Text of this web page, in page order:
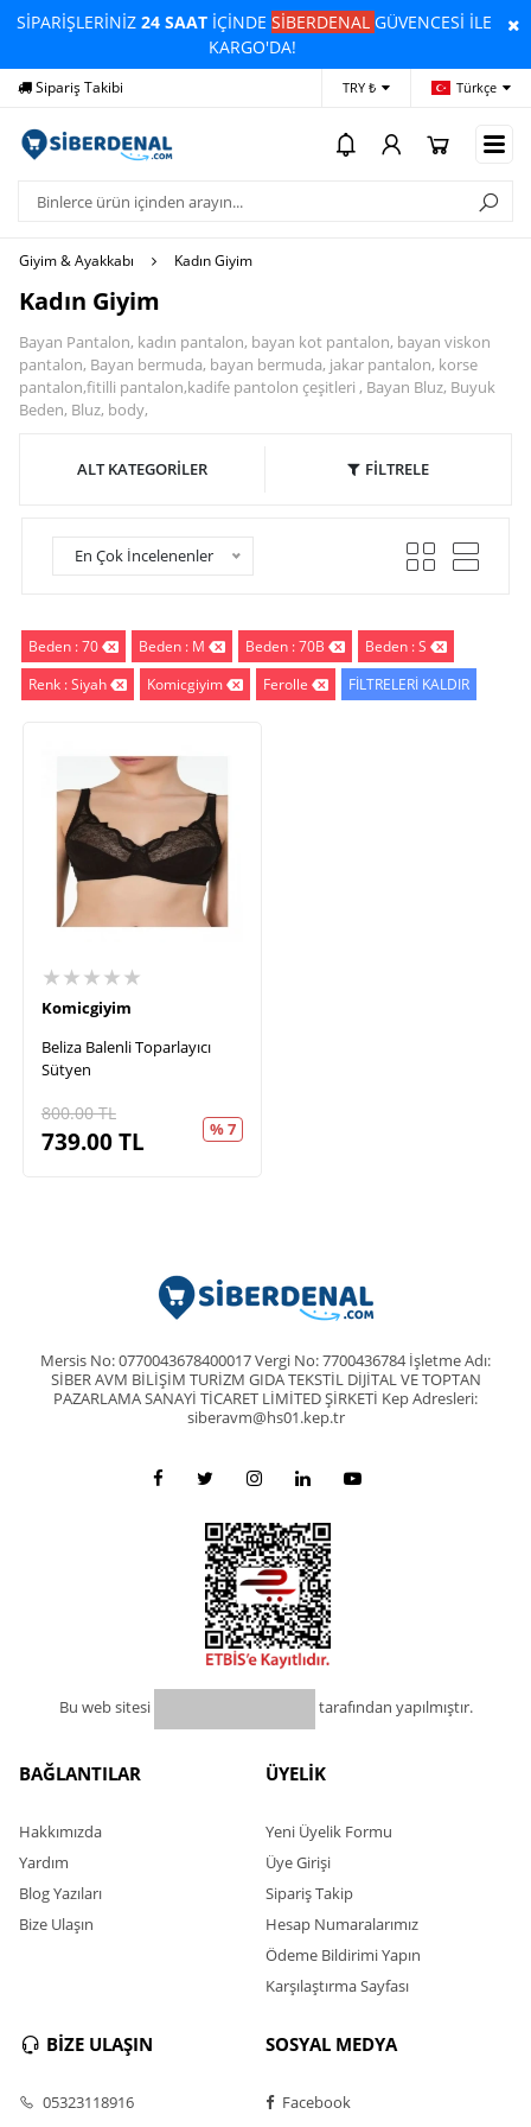
SİPARİŞLERİNİZ24 SAAT İÇİNDESİBERDENALGÜVENCESİ İLE
KARGO'DA!
Sipariş Takibi TRY ₺ Türkçe
Giyim & Ayakkabı Kadın Giyim
Kadın Giyim
Bayan Pantalon, kadın pantalon, bayan kot pantalon, bayan viskon
pantalon, Bayan bermuda, bayan bermuda, jakar pantalon, korse
pantalon,fitilli pantalon,kadife pantolon çeşitleri , Bayan Bluz, Buyuk
Beden, Bluz, body,
ALT KATEGORİLER FİLTRELE
En Çok İncelenenler
Beden : 70 Beden : M Beden : 70B
Beden : S
Renk : Siyah
Komicgiyim Ferolle FİLTRELERİ KALDIR
★★★★★
Komicgiyim
Beliza Balenli Toparlayıcı
Sütyen
800.00TL
739.00TL % 7
Mersis No: 0770043678400017 Vergi No: 7700436784 İşletme Adı:
SİBER AVM BİLİŞİM TURİZM GIDA TEKSTİL DİJİTAL VE TOPTAN
PAZARLAMA SANAYİ TİCARET LİMİTED ŞİRKETİ Kep Adresleri:
siberavm@hs01.kep.tr
Bu web sitesi tarafından yapılmıştır.
BAĞLANTILAR
Hakkımızda
Yardım
Blog Yazıları
Bize Ulaşın
ÜYELİK
Yeni Üyelik Formu
Üye Girişi
Sipariş Takip
Hesap Numaralarımız
Ödeme Bildirimi Yapın
Karşılaştırma Sayfası
BİZE ULAŞIN
05323118916
SOSYAL MEDYA
Facebook